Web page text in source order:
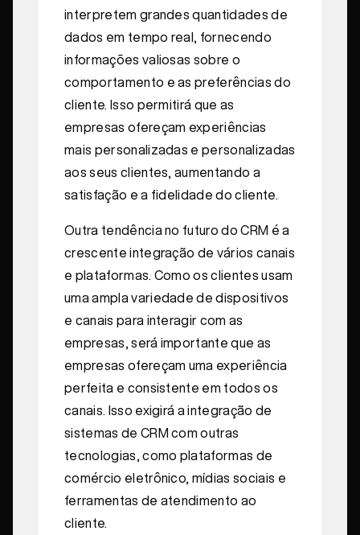
interpretem grandes quantidades de
dados em tempo real, fornecendo
informações valiosas sobre o
comportamento e as preferências do
cliente. Isso permitirá que as
empresas ofereçam experiências
mais personalizadas e personalizadas
aos seus clientes, aumentando a
satisfação e a fidelidade do cliente.
Outra tendência no futuro do CRM é a
crescente integração de vários canais
e plataformas. Como os clientes usam
uma ampla variedade de dispositivos
e canais para interagir com as
empresas, será importante que as
empresas ofereçam uma experiência
perfeita e consistente em todos os
canais. Isso exigirá a integração de
sistemas de CRM com outras
tecnologias, como plataformas de
comércio eletrônico, mídias sociais e
ferramentas de atendimento ao
cliente.